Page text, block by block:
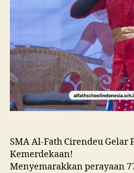
SMA Al-Fath Cirendeu Gelar
Kemerdekaan!
Menyemarakkan perayaan